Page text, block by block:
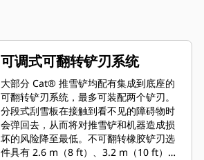
可调式可翻转铲刃系统
大部分 Cat® 推雪铲均配有集成到底座的
可翻转铲刃系统，最多可装配两个铲刃。
分段式刮雪板在接触到看不见的障碍物时
会弹回去，从而将对推雪铲和机器造成损
坏的风险降至最低。不可翻转橡胶铲刃选
件具有 2.6 m（8 ft）、3.2 m（10 ft）和